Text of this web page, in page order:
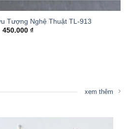
Tượng Nghệ Thuật TL-913
450.000 ₫
xem thêm